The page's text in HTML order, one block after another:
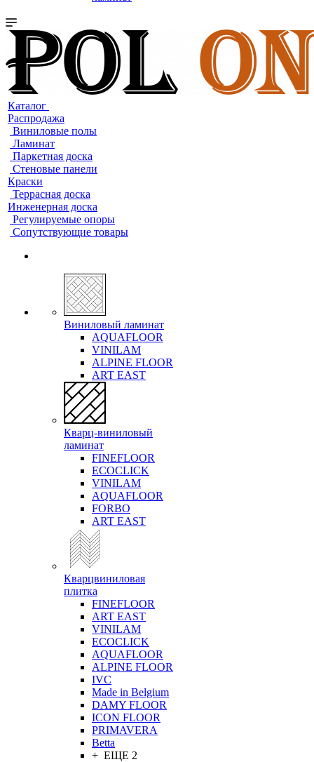
Каталог
Распродажа
Виниловые полы
Ламинат
Паркетная доска
Стеновые панели
Краски
Террасная доска
Инженерная доска
Регулируемые опоры
Сопутствующие товары
Виниловый ламинат
AQUAFLOOR
VINILAM
ALPINE FLOOR
ART EAST
Кварц-виниловый
ламинат
FINEFLOOR
ECOCLICK
VINILAM
AQUAFLOOR
FORBO
ART EAST
Кварцвиниловая
плитка
FINEFLOOR
ART EAST
VINILAM
ECOCLICK
AQUAFLOOR
ALPINE FLOOR
IVC
Made in Belgium
DAMY FLOOR
ICON FLOOR
PRIMAVERA
Betta
+ ЕЩЕ 2